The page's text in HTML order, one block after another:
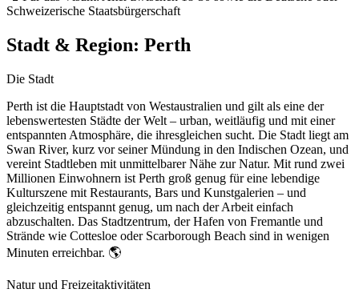
Schweizerische Staatsbürgerschaft
Stadt & Region: Perth
Die Stadt
Perth ist die Hauptstadt von Westaustralien und gilt als eine der
lebenswertesten Städte der Welt – urban, weitläufig und mit einer
entspannten Atmosphäre, die ihresgleichen sucht. Die Stadt liegt am
Swan River, kurz vor seiner Mündung in den Indischen Ozean, und
vereint Stadtleben mit unmittelbarer Nähe zur Natur. Mit rund zwei
Millionen Einwohnern ist Perth groß genug für eine lebendige
Kulturszene mit Restaurants, Bars und Kunstgalerien – und
gleichzeitig entspannt genug, um nach der Arbeit einfach
abzuschalten. Das Stadtzentrum, der Hafen von Fremantle und
Strände wie Cottesloe oder Scarborough Beach sind in wenigen
Minuten erreichbar. 🌎
Natur und Freizeitaktivitäten